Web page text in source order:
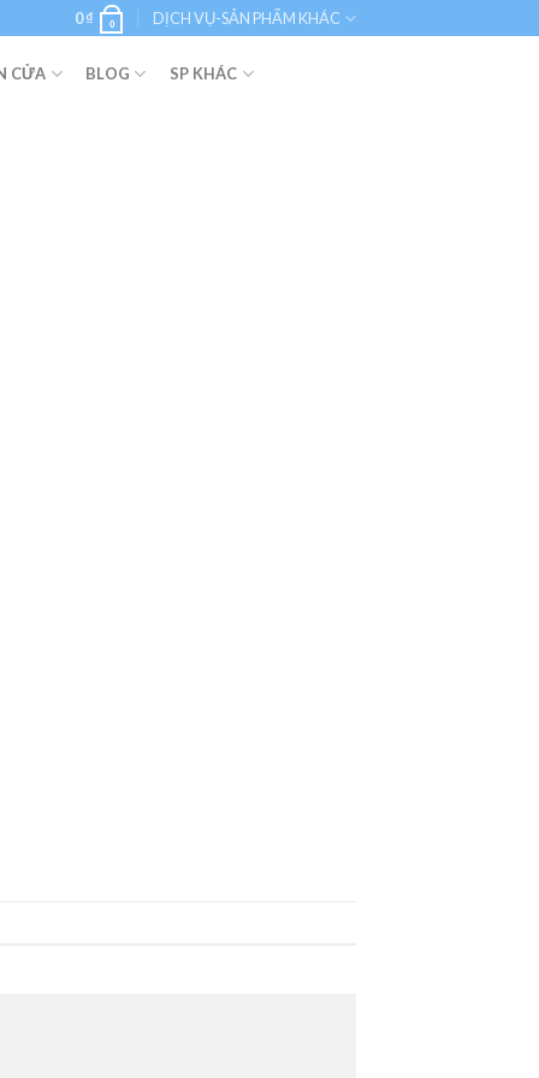
0₫ 0 DỊCH VỤ-SẢN PHẨM KHÁC
CỬA BLOG SP KHÁC